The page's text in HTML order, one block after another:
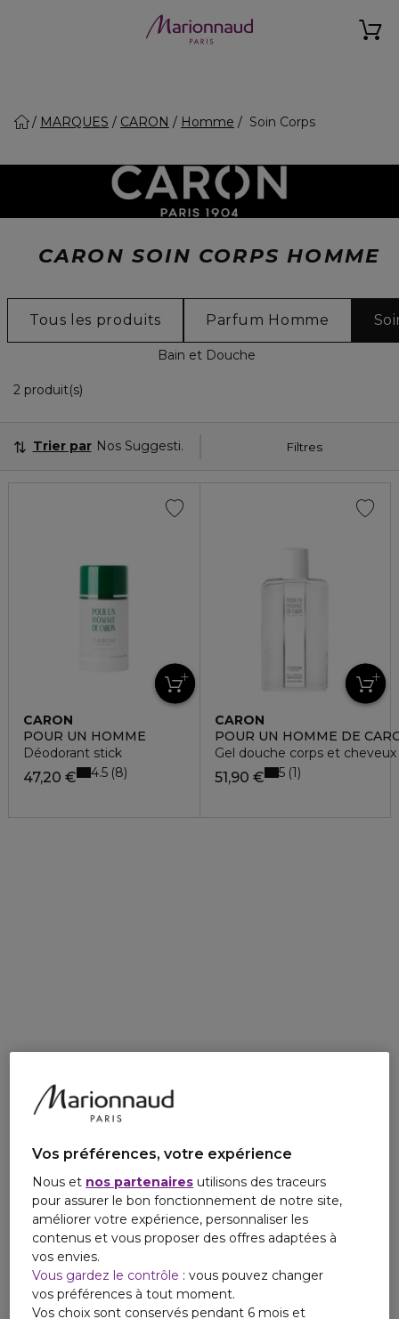
MARQUES CARON Homme Soin Corps
CARON SOIN CORPS HOMME
Tous les produits Parfum Homme
Bain et Douche
2 produit(s)
Filtres
Trier par Nos Suggestions
CARON
POUR UN HOMME
Déodorant stick
47,20 € 4.5 8
CARON
POUR UN HOMME DE
Gel douche corps et cheveux
51,90 € 5 1
Vos préférences, votre expérience
Nous et nos partenaires utilisons des traceurs
pour assurer le bon fonctionnement de notre site,
améliorer votre expérience, personnaliser les
contenus et vous proposer des offres adaptées à
vos envies.
Vous gardez le contrôle : vous pouvez changer
vos préférences à tout moment.
Vos choix sont conservés pendant 6 mois et